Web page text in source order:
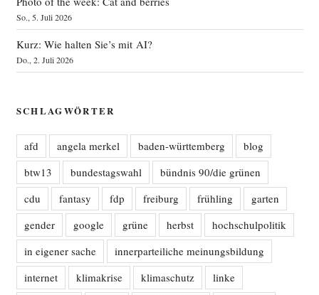
So., 5. Juli 2026
Kurz: Wie halten Sie’s mit AI?
Do., 2. Juli 2026
SCHLAGWÖRTER
afd angela merkel baden-württemberg
blog
btw13
bundestagswahl
bündnis 90/die grünen
cdu
fantasy fdp freiburg frühling
garten
gender
google grüne herbst
hochschulpolitik
in eigener sache
innerparteiliche meinungsbildung
internet
klimakrise klimaschutz
linke